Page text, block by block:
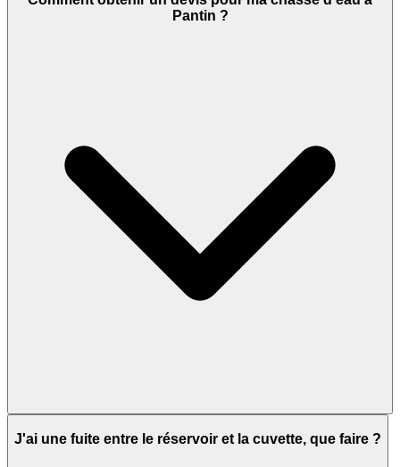
Pantin ?
J'ai une fuite entre le réservoir et la cuvette, que faire ?